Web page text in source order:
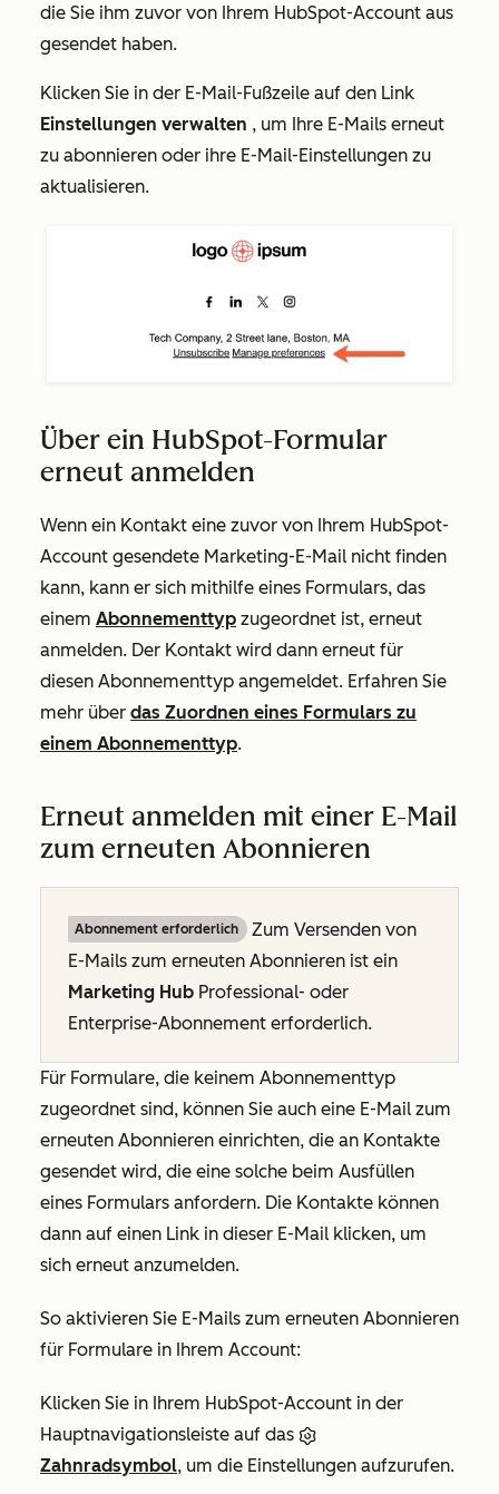
die Sie ihm zuvor von Ihrem HubSpot-Account aus
gesendet haben.
Klicken Sie in der E-Mail-Fußzeile auf den Link
Einstellungen verwalten , um Ihre E-Mails erneut
zu abonnieren oder ihre E-Mail-Einstellungen zu
aktualisieren.
Über ein HubSpot-Formular
erneut anmelden
Wenn ein Kontakt eine zuvor von Ihrem HubSpot-
Account gesendete Marketing-E-Mail nicht finden
kann, kann er sich mithilfe eines Formulars, das
einem Abonnementtyp zugeordnet ist, erneut
anmelden. Der Kontakt wird dann erneut für
diesen Abonnementtyp angemeldet. Erfahren Sie
mehr über das Zuordnen eines Formulars zu
einem Abonnementtyp.
Erneut anmelden mit einer E-Mail
zum erneuten Abonnieren
Abonnement erforderlich
Zum Versenden von
E-Mails zum erneuten Abonnieren ist ein
Marketing Hub Professional- oder
Enterprise-Abonnement erforderlich.
Für Formulare, die keinem Abonnementtyp
zugeordnet sind, können Sie auch eine E-Mail zum
erneuten Abonnieren einrichten, die an Kontakte
gesendet wird, die eine solche beim Ausfüllen
eines Formulars anfordern. Die Kontakte können
dann auf einen Link in dieser E-Mail klicken, um
sich erneut anzumelden.
So aktivieren Sie E-Mails zum erneuten Abonnieren
für Formulare in Ihrem Account:
Klicken Sie in Ihrem HubSpot-Account in der
Hauptnavigationsleiste auf das
Zahnradsymbol, um die Einstellungen aufzurufen.